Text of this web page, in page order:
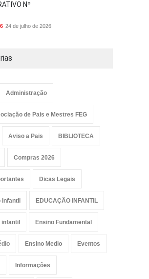
Nº
24 de julho de 2026
Administração
de Pais e Mestres FEG
Aviso a Pais BIBLIOTECA
Compras 2026
Dicas Legais
Infantil EDUCAÇÃO INFANTIL
Ensino Fundamental
Ensino Medio Eventos
Informações